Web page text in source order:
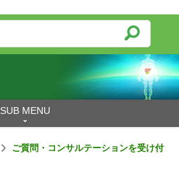
SUB MENU
ご質問・コンサルテーションを受け付